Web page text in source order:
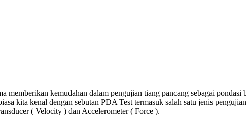
memberikan kemudahan dalam pengujian tiang pancang sebagai
kita kenal dengan sebutan PDA Test termasuk salah satu jenis
( Velocity ) dan Accelerometer ( Force ).